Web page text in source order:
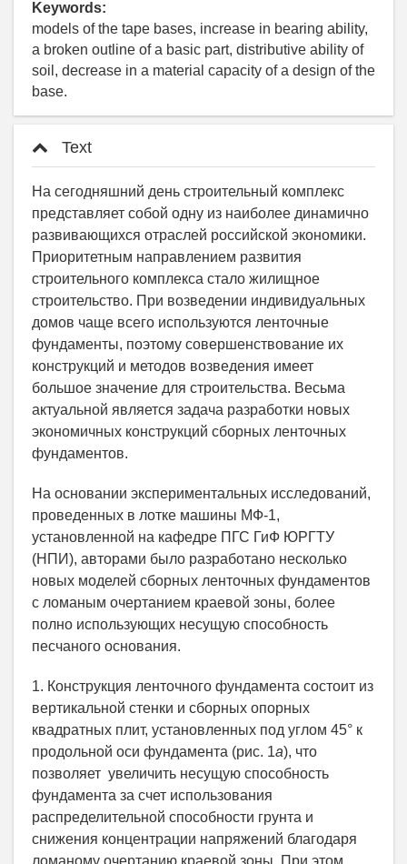
Keywords:
models of the tape bases, increase in bearing ability,
a broken outline of a basic part, distributive ability of
soil, decrease in a material capacity of a design of the
base.
Text
На сегодняшний день строительный комплекс
представляет собой одну из наиболее динамично
раз­вивающихся отраслей российской экономики.
Приоритетным направлением развития
строительного комплекса стало жилищное
строительство. При возведении индивидуальных
домов чаще всего используются ленточные
фундаменты, поэтому совершенствование их
конструкций и методов возведения имеет
большое значение для строительства. Весьма
актуальной является задача разработки новых
экономичных конструкций сборных ленточных
фундаментов.
На основании экспериментальных исследований,
проведенных в лотке машины МФ-1,
установленной на кафедре ПГС ГиФ ЮРГТУ
(НПИ), авторами было разработано несколько
новых моделей сборных ленточных фундаментов
с ломаным очертанием краевой зоны, более
полно использующих несущую способность
песчаного основания.
1. Конструкция ленточного фундамента состоит из
вертикальной стенки и сборных опорных
квадратных плит, установленных под углом 45° к
продольной оси фундамента (рис. 1а), что
позволяет увеличить несущую способность
фундамента за счет использования
распределительной способности грунта и
снижения концентрации напряжений благодаря
ломаному очертанию краевой зоны. При этом